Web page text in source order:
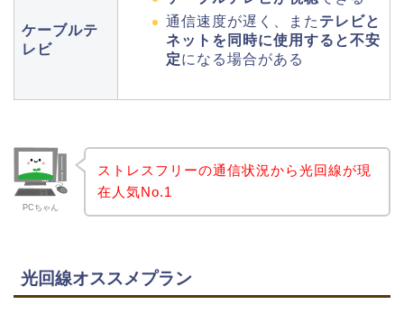
ケーブルテ
レビ
通信速度が遅く、また テレビと
ネットを同時に使用すると不安
定になる場合がある
PCちゃん
ストレスフリーの通信状況から光回線が現
在人気No.1
光回線オススメプラン